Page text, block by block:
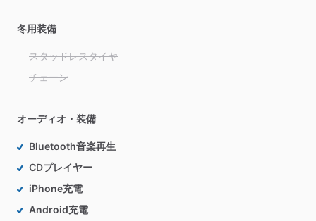
冬用装備
スタッドレスタイヤ
チェーン
オーディオ・装備
Bluetooth音楽再生
CDプレイヤー
iPhone充電
Android充電